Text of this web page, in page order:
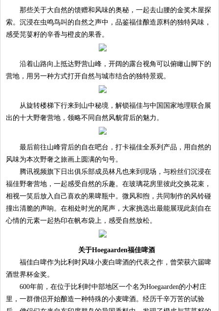
那些关于大自然的馈赠和风味的奥秘，一起去山腰的金奖木屋探
索。沉浸在虫鸣鸟叫的自然之声中，品鉴福佳酿造原料的独特风味，
感受芫荽籽的辛香与橙皮的果香。
沿着山路向上抵达野营山峰，开阔的露台视角可以俯瞰山脚下的
营地，用另一种方式打开自然与城市结合的独特景观。
从旋转楼梯下行来到山中秘境，解锁福佳与中国国家地理联合展
出的十大野奢营地，领略不同自然风貌背后的魅力。
最后前往山峰背后的自在吧台，打卡福佳全系列产品，用自然的
风味为本次野奢之旅画上圆满的句号。
腾讯视频旗下日出俱乐部成员林凡也来到现场，与粉丝们沉浸在
福佳野奢营地，一起感受自然的乐趣。在玻璃花房里彼此交换花束，
相视一笑后放入自己喜欢的果啤瓶中。微风和煦，共同制作的风铃碰
撞出清脆的声响。在相处时光的尾声，大家挑选出最能展现此刻自在
心情的元素一起热印在帆布袋上，感受自然放松。
关于Hoegaarden福佳啤酒
福佳白啤作为比利时风味小麦白啤酒的代表之作，曾荣获六届啤
酒世界杯金奖。
600年前，在位于比利时中部地区一个名为Hoegaarden的小村庄
里，一群僧侣开始酿造一种特殊的小麦啤酒。经历千辛万苦的试验